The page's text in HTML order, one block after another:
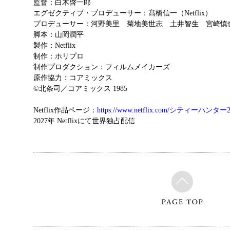
監督：白木啓一郎
エグゼクティブ・プロデューサー：髙橋信一（Netflix）
プロデューサー：河野美里 菊地美世志 土井智生 宮崎慎
脚本：山岡潤平
製作：Netflix
制作：ホリプロ
制作プロダクション：フィルムメイカーズ
原作協力：コアミックス
©北条司／コアミックス 1985
Netflix作品ページ： https://www.netflix.com/シティーハンター2
2027年 Netflixにて世界独占配信